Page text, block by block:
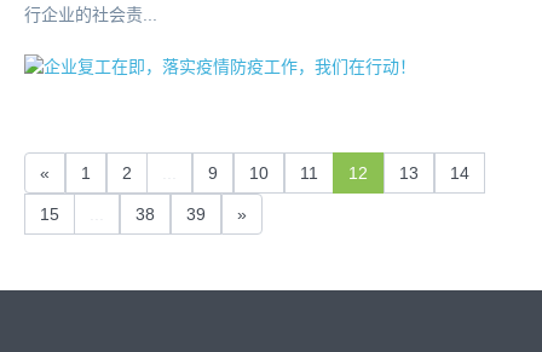
行企业的社会责...
« 1 2 9 10 11 12 13 14
15 38 39 »